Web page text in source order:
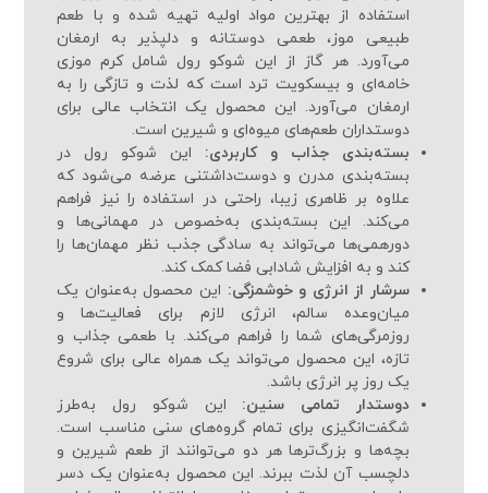
استفاده از بهترین مواد اولیه تهیه شده و با طعم
طبیعی موز، طعمی دوستانه و دلپذیر به ارمغان
می‌آورد. هر گاز از این شوکو رول شامل کرم موزی
خامه‌ای و بیسکویت ترد است که لذت و تازگی را به
ارمغان می‌آورد. این محصول یک انتخاب عالی برای
دوستداران طعم‌های میوه‌ای و شیرین است.
بسته‌بندی جذاب و کاربردی: این شوکو رول در
بسته‌بندی مدرن و دوست‌داشتنی عرضه می‌شود که
علاوه بر ظاهری زیبا، راحتی در استفاده را نیز فراهم
می‌کند. این بسته‌بندی به‌خصوص در مهمانی‌ها و
دورهمی‌ها می‌تواند به سادگی جذب نظر مهمان‌ها را
کند و به افزایش شادابی فضا کمک کند.
سرشار از انرژی و خوشمزگی: این محصول به‌عنوان یک
میان‌وعده سالم، انرژی لازم برای فعالیت‌ها و
روزمرگی‌های شما را فراهم می‌کند. با طعمی جذاب و
تازه، این محصول می‌تواند یک همراه عالی برای شروع
یک روز پر انرژی باشد.
دوستدار تمامی سنین: این شوکو رول به‌طرز
شگفت‌انگیزی برای تمام گروه‌های سنی مناسب است.
بچه‌ها و بزرگ‌ترها هر دو می‌توانند از طعم شیرین و
دلچسب آن لذت ببرند. این محصول به‌عنوان یک دسر